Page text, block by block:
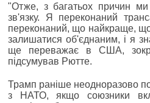
"Отже, з багатьох причин
зв'язку. Я переконаний
переконаний, що найкраще,
залишатися об'єднаним, і я
ще переважає в США,
підсумував Рютте.
Трамп раніше неодноразово
з НАТО, якщо союзники